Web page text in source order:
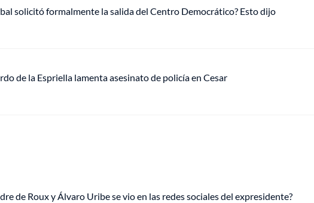
solicitó formalmente la salida del Centro Democrático? Esto dijo
de la Espriella lamenta asesinato de policía en Cesar
de Roux y Álvaro Uribe se vio en las redes sociales del expresidente?